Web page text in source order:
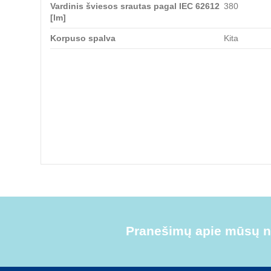
Vardinis šviesos srautas pagal IEC 62612
[lm]
380
Korpuso spalva Kita
Pranešimų apie mūsų